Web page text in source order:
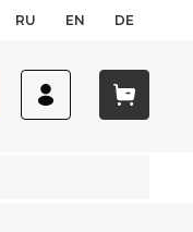
RU EN DE